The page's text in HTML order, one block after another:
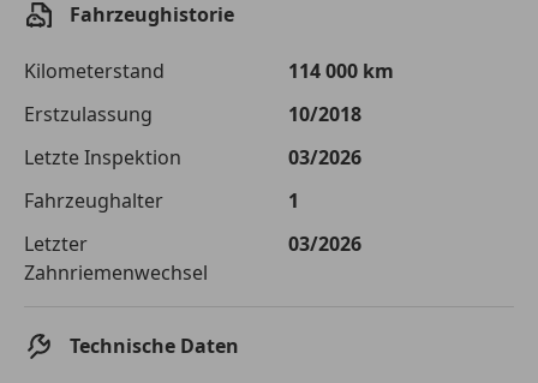
Der Kreditrechner enthält repräsentative Werte, zu denen wir
typischerweise Kredite vergeben. Der Sollzinssatz ist
bonitätsabhängig. Laufzeit mindestens 12, höchstens 120 Monate.
Gültig für Neukunden bei Online-Abschluss. Erfüllung banküblicher
Bonitätskriterien vorausgesetzt.
Jetzt berechnen
Fahrzeughistorie
Kilometerstand
114 000 km
Erstzulassung
10/2018
Letzte Inspektion
03/2026
Fahrzeughalter
1
Letzter
Zahnriemenwechsel
03/2026
Technische Daten